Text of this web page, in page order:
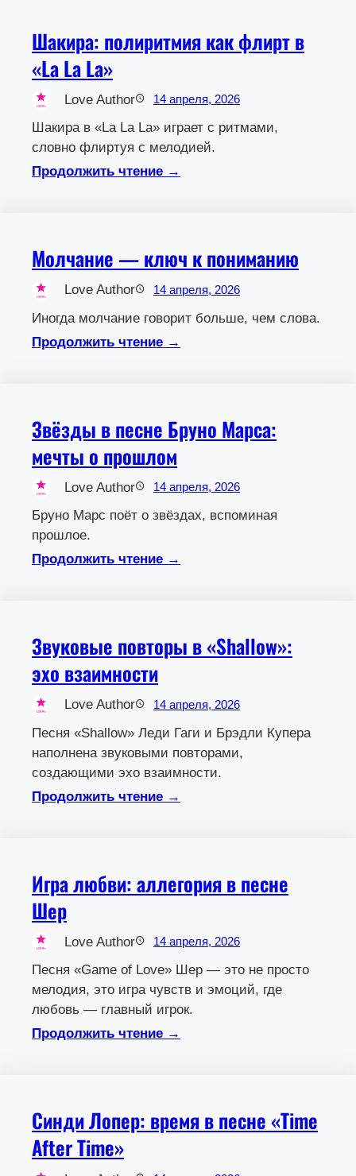
Шакира: полиритмия как флирт в
«La La La»
Love Author 14 апреля, 2026
Шакира в «La La La» играет с ритмами,
словно флиртуя с мелодией.
Продолжить чтение →
Молчание — ключ к пониманию
Love Author 14 апреля, 2026
Иногда молчание говорит больше, чем слова.
Продолжить чтение →
Звёзды в песне Бруно Марса:
мечты о прошлом
Love Author 14 апреля, 2026
Бруно Марс поёт о звёздах, вспоминая
прошлое.
Продолжить чтение →
Звуковые повторы в «Shallow»:
эхо взаимности
Love Author 14 апреля, 2026
Песня «Shallow» Леди Гаги и Брэдли Купера
наполнена звуковыми повторами,
создающими эхо взаимности.
Продолжить чтение →
Игра любви: аллегория в песне
Шер
Love Author 14 апреля, 2026
Песня «Game of Love» Шер — это не просто
мелодия, это игра чувств и эмоций, где
любовь — главный игрок.
Продолжить чтение →
Синди Лопер: время в песне «Time
After Time»